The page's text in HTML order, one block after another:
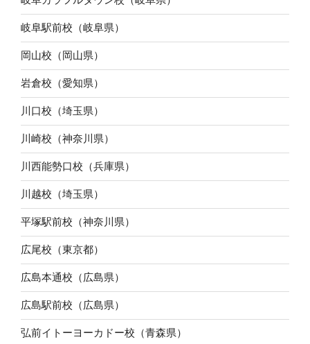
岐阜駅前校（岐阜県）
岡山校（岡山県）
岩倉校（愛知県）
川口校（埼玉県）
川崎校（神奈川県）
川西能勢口校（兵庫県）
川越校（埼玉県）
平塚駅前校（神奈川県）
広尾校（東京都）
広島本通校（広島県）
広島駅前校（広島県）
弘前イトーヨーカドー校（青森県）